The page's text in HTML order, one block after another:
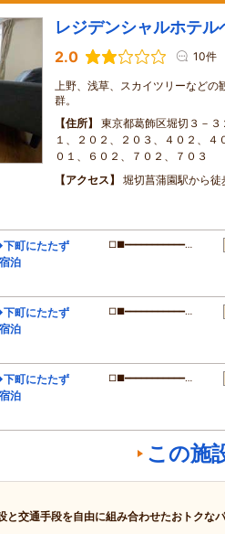
レジデンシャルホテル
2.0 10件
上野、浅草、スカイツリーなどの
群。
住所
東京都葛飾区堀切３－
１、２０２、２０３、４０２、４
０１、６０２、７０２、７０３
アクセス
堀切菖蒲園駅から徒
町にたたず
泊
□■━━━━━━━━━━━…
町にたたず
泊
□■━━━━━━━━━━━…
町にたたず
泊
□■━━━━━━━━━━━…
この施
と交通手段を自由に組み合わせたおトクな